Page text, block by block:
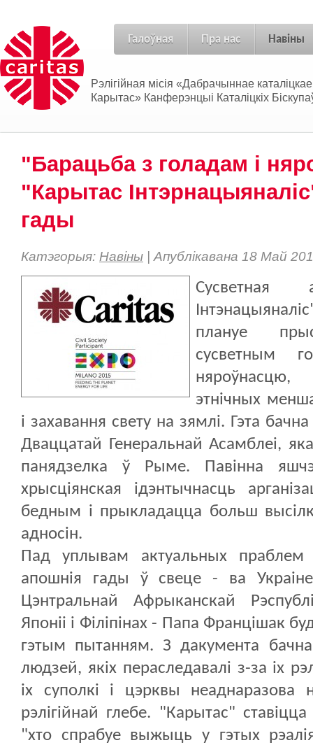
Галоўная Пра нас Навіны
Рэлігійная місія «Дабрачыннае
Карытас» Канферэнцыі Каталіцкіх
"Барацьба з голадам і
"Карытас
гады
Катэгорыя: Навіны | Апублікавана 18 Май
Сусветная
плануе
сусветным
няроўнасцю,
этнічных
і захавання свету на зямлі. Гэта
Дваццатай Генеральнай Асамблеі,
панядзелка ў Рыме. Павінна
хрысціянская ідэнтычнасць
бедным і прыкладацца больш
адносін.
Пад уплывам актуальных праблем
апошнія гады ў свеце - ва
Цэнтральнай Афрыканскай
Японіі і Філіпінах - Папа Францішак
гэтым пытанням. З дакумента
людзей, якіх пераследавалі з-за іх
іх суполкі і цэрквы неаднаразова
рэлігійнай глебе. "Карытас"
"хто спрабуе выжыць у гэтых